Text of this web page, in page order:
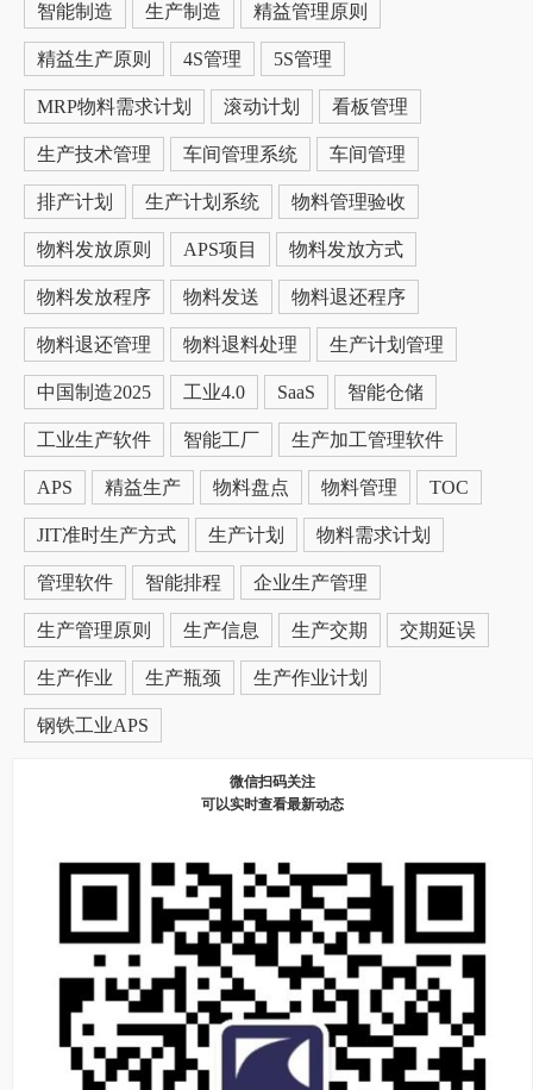
智能制造 生产制造 精益管理原则
精益生产原则 4S管理 5S管理
MRP物料需求计划 滚动计划 看板管理
生产技术管理 车间管理系统 车间管理
排产计划 生产计划系统 物料管理验收
物料发放原则 APS项目 物料发放方式
物料发放程序 物料发送 物料退还程序
物料退还管理 物料退料处理 生产计划管理
中国制造2025 工业4.0 SaaS 智能仓储
工业生产软件 智能工厂 生产加工管理软件
APS 精益生产 物料盘点 物料管理 TOC
JIT准时生产方式 生产计划 物料需求计划
管理软件 智能排程 企业生产管理
生产管理原则 生产信息 生产交期 交期延误
生产作业 生产瓶颈 生产作业计划
钢铁工业APS
微信扫码关注
可以实时查看最新动态